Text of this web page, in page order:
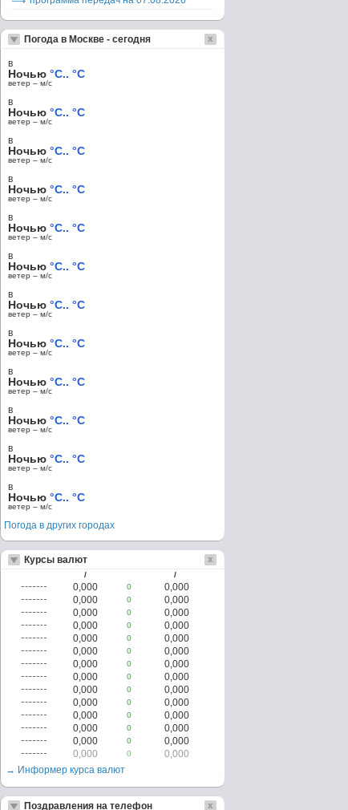
Погода в Москве - сегодня
в
Ночью °C.. °C
ветер – м/c
в
Ночью °C.. °C
ветер – м/c
в
Ночью °C.. °C
ветер – м/c
в
Ночью °C.. °C
ветер – м/c
в
Ночью °C.. °C
ветер – м/c
в
Ночью °C.. °C
ветер – м/c
в
Ночью °C.. °C
ветер – м/c
в
Ночью °C.. °C
ветер – м/c
в
Ночью °C.. °C
ветер – м/c
в
Ночью °C.. °C
ветер – м/c
в
Ночью °C.. °C
ветер – м/c
в
Ночью °C.. °C
ветер – м/c
Погода в других городах
Курсы валют
/ /
0,000 0
0,000
0,000
0
0,000
0,000
0
0,000
0,000
0
0,000
0,000
0
0,000
0,000
0
0,000
0,000
0
0,000
0,000
0
0,000
0,000
0
0,000
0,000
0
0,000
0,000
0
0,000
0,000
0
0,000
0,000
0
0,000
0,000
0
0,000
→ Информер курса валют
Поздравления на телефон